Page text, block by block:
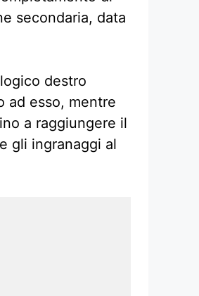
secondaria, data
destro
ad esso, mentre
a raggiungere il
gli ingranaggi al